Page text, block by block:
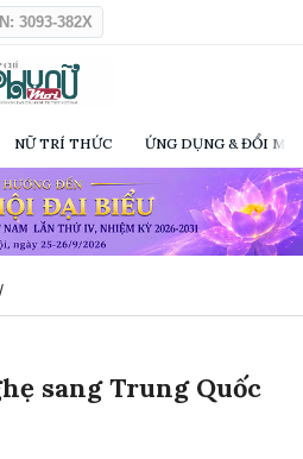
3093-382X
NỮ TRÍ THỨC ỨNG DỤNG & ĐỔI
/
sang Trung Quốc